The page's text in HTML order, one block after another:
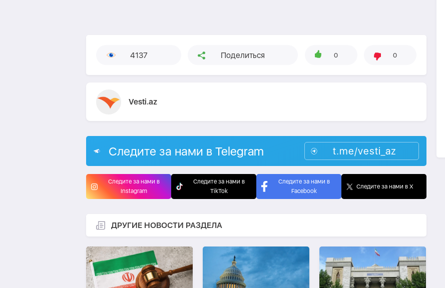
4137 Поделиться 0 0
Vesti.az
Следите за нами в Telegram t.me/vesti_az
Следите за нами в
Instagram
Следите за нами в
TikTok
Следите за нами в
Facebook
Следите за нами в X
ДРУГИЕ НОВОСТИ РАЗДЕЛА